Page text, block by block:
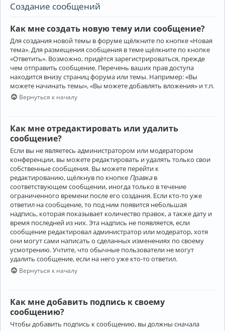
Создание сообщений
Как мне создать новую тему или сообщение?
Для создания новой темы в форуме щёлкните по кнопке «Новая
тема». Для размещения сообщения в теме щёлкните по кнопке
«Ответить». Возможно, придётся зарегистрироваться, прежде
чем отправить сообщение. Перечень ваших прав доступа
находится внизу страниц форума или темы. Например: «Вы
можете начинать темы», «Вы можете добавлять вложения» и т.п.
Вернуться к началу
Как мне отредактировать или удалить
сообщение?
Если вы не являетесь администратором или модератором
конференции, вы можете редактировать и удалять только свои
собственные сообщения. Вы можете перейти к
редактированию, щёлкнув по кнопке Правкав
соответствующем сообщении, иногда только в течение
ограниченного времени после его создания. Если кто-то уже
ответил на сообщение, то под ним появится небольшая
надпись, которая показывает количество правок, а также дату и
время последней из них. Эта надпись не появляется, если
сообщение редактировал администратор или модератор, хотя
они могут сами написать о сделанных изменениях по своему
усмотрению. Учтите, что обычные пользователи не могут
удалить сообщение, если на него уже кто-то ответил.
Вернуться к началу
Как мне добавить подпись к своему
сообщению?
Чтобы добавить подпись к сообщению, вы должны сначала